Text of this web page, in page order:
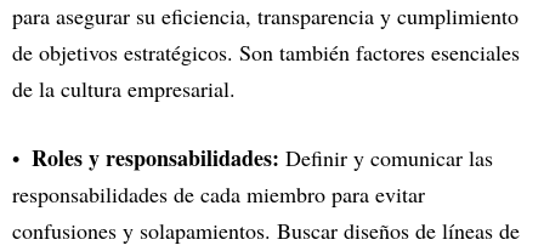
para asegurar su eficiencia, transparencia y cumplimiento
de objetivos estratégicos. Son también factores esenciales
de la cultura empresarial.
Roles y responsabilidades: Definir y comunicar las
responsabilidades de cada miembro para evitar
confusiones y solapamientos. Buscar diseños de líneas de